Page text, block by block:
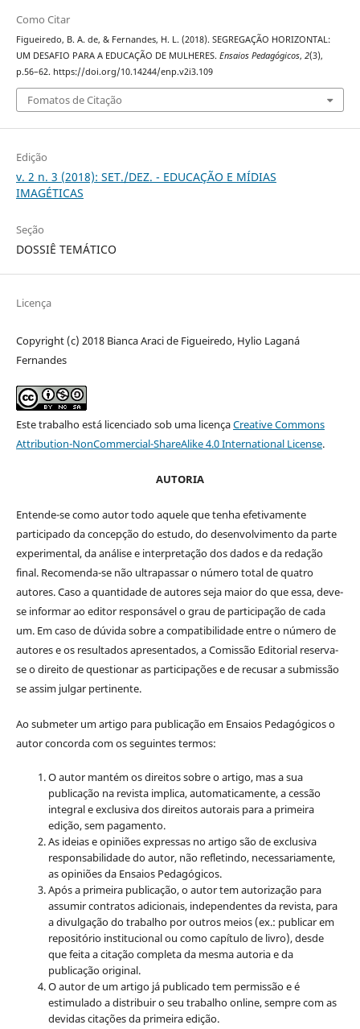
Como Citar
Figueiredo, B. A. de, & Fernandes, H. L. (2018). SEGREGAÇÃO HORIZONTAL:
UM DESAFIO PARA A EDUCAÇÃO DE MULHERES. Ensaios Pedagógicos, 2(3),
p.56–62. https://doi.org/10.14244/enp.v2i3.109
Fomatos de Citação
Edição
v. 2 n. 3 (2018): SET./DEZ. - EDUCAÇÃO E MÍDIAS
IMAGÉTICAS
Seção
DOSSIÊ TEMÁTICO
Licença
Copyright (c) 2018 Bianca Araci de Figueiredo, Hylio Laganá
Fernandes
Este trabalho está licenciado sob uma licençaCreative Commons
Attribution-NonCommercial-ShareAlike 4.0 International License.
AUTORIA
Entende-se como autor todo aquele que tenha efetivamente
participado da concepção do estudo, do desenvolvimento da parte
experimental, da análise e interpretação dos dados e da redação
final. Recomenda-se não ultrapassar o número total de quatro
autores. Caso a quantidade de autores seja maior do que essa, deve-
se informar ao editor responsável o grau de participação de cada
um. Em caso de dúvida sobre a compatibilidade entre o número de
autores e os resultados apresentados, a Comissão Editorial reserva-
se o direito de questionar as participações e de recusar a submissão
se assim julgar pertinente.
Ao submeter um artigo para publicação em Ensaios Pedagógicos o
autor concorda com os seguintes termos:
O autor mantém os direitos sobre o artigo, mas a sua
publicação na revista implica, automaticamente, a cessão
integral e exclusiva dos direitos autorais para a primeira
edição, sem pagamento.
As ideias e opiniões expressas no artigo são de exclusiva
responsabilidade do autor, não refletindo, necessariamente,
as opiniões da Ensaios Pedagógicos.
Após a primeira publicação, o autor tem autorização para
assumir contratos adicionais, independentes da revista, para
a divulgação do trabalho por outros meios (ex.: publicar em
repositório institucional ou como capítulo de livro), desde
que feita a citação completa da mesma autoria e da
publicação original.
O autor de um artigo já publicado tem permissão e é
estimulado a distribuir o seu trabalho online, sempre com as
devidas citações da primeira edição.